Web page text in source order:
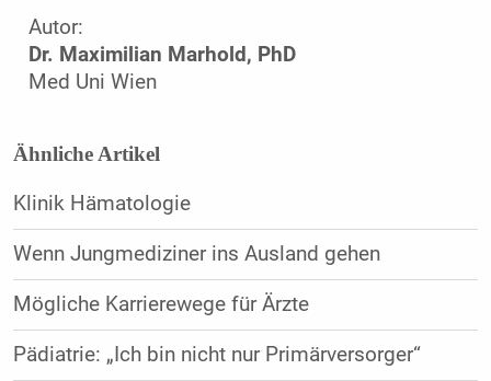
Autor:
Dr. Maximilian Marhold, PhD
Med Uni Wien
Ähnliche Artikel
Klinik Hämatologie
Wenn Jungmediziner ins Ausland gehen
Mögliche Karrierewege für Ärzte
Pädiatrie: „Ich bin nicht nur Primärversorger“